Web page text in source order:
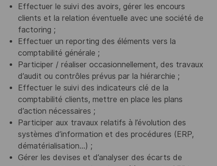
Effectuer le suivi des avoirs, gérer les encours
clients et la relation éventuelle avec une société de
factoring ;
Effectuer un reporting des éléments vers la
comptabilité générale ;
Participer / réaliser occasionnellement, des travaux
d’audit ou contrôles prévus par la hiérarchie ;
Effectuer le suivi des indicateurs clé de la
comptabilité clients, mettre en place les plans
d’action nécessaires ;
Participer aux travaux relatifs à l’évolution des
systèmes d’information et des procédures (ERP,
dématérialisation…) ;
Gérer les devises et d’analyser des écarts de